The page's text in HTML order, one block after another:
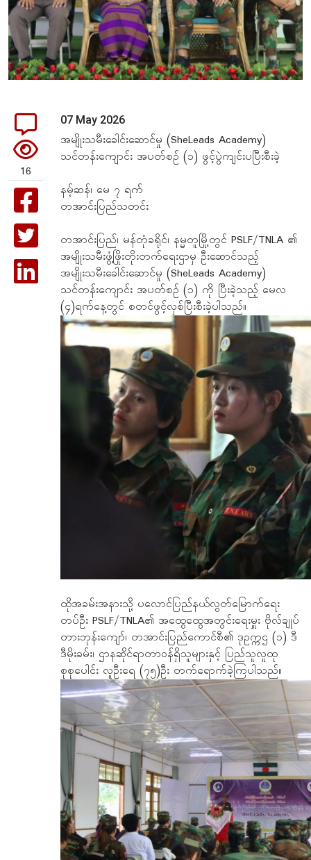
16
07 May 2026
အမျိုးသမီးခေါင်းဆောင်မှု (SheLeads Academy)
သင်တန်းကျောင်း အပတ်စဥ် (၁) ဖွင့်ပွဲကျင်းပပြီးစီးခဲ့
နမ့်ဆန်၊ မေ ၇ ရက်
တအာင်းပြည်သတင်း
တအာင်းပြည်၊ မန်တုံခရိုင်၊ နမ္မတူမြို့တွင် PSLF/TNLA ၏
အမျိုးသမီးဖွံ့ဖြိုးတိုးတက်ရေးဌာမှ ဦးဆောင်သည့်
အမျိုးသမီးခေါင်းဆောင်မှု (SheLeads Academy)
သင်တန်းကျောင်း အပတ်စဥ် (၁) ကို ပြီးခဲ့သည့် မေလ
(၄)ရက်နေ့တွင် စတင်ဖွင့်လှစ်ပြီးစီးခဲ့ပါသည်။
ထိုအခမ်းအနားသို့ ပလောင်ပြည်နယ်လွတ်မြောက်‌ရေး
တပ်ဦး PSLF/TNLA၏ အထွေထွေအတွင်းရေးမှူး ဗိုလ်ချုပ်
တားဘုန်းကျော်၊ တအာင်းပြည်ကောင်စီ၏ ဒုဥက္ကဌ (၁) ဒီ
ဒီမိုးခမ်း၊ ဌာနဆိုင်ရာတာဝန်ရှိသူများနှင့် ပြည်သူလူထု
စုစုပေါင်း လူဦးရေ (၇၅)ဦး တက်ရောက်ခဲ့ကြပါသည်။